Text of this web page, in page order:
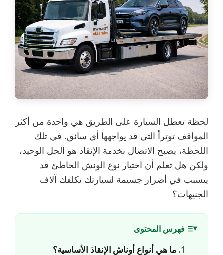
لحظة تعطل السيارة على الطريق هي واحدة من أكثر
المواقف توتراً التي قد يواجهها أي سائق. في تلك
اللحظة، يصبح الاتصال بخدمة الإنقاذ هو الحل الوحيد،
ولكن هل تعلم أن اختيار نوع الونش الخاطئ قد
يتسبب في أضرار جسيمة لسيارتك تكلفك آلاف
الجنيهات؟
فهرس المحتوى
ما هي أنواع أوناش الإنقاذ الأساسية؟